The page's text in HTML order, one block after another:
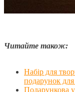
Читайте також:
Набір для
подарунок для
Подарункова